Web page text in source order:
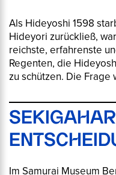
Als Hideyoshi 1598
Hideyori zurückließ,
reichste, erfahrenste
Regenten, die
zu schützen. Die Frage
Im Samurai Museum